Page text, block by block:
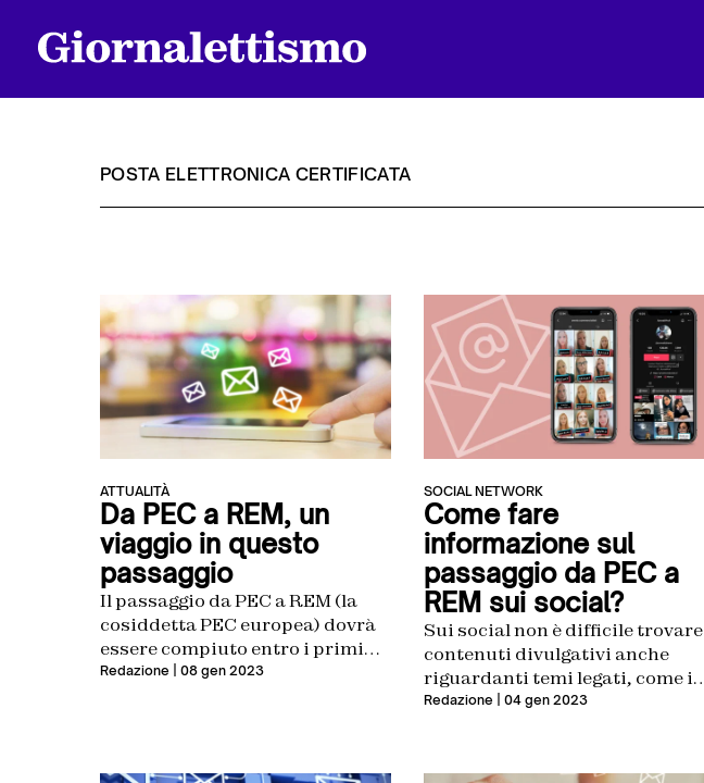
Chi siamo
Contatti
POSTA ELETTRONICA CERTIFICATA
ATTUALITÀ
Da PEC a REM, un
viaggio in questo
passaggio
Il passaggio da PEC a REM (la
cosiddetta PEC europea) dovrà
essere compiuto entro i primi
mesi del 2024 e comporta
Redazione | 08 gen 2023
SOCIAL NETWORK
Come fare
informazione sul
passaggio da PEC a
REM sui social?
Sui social non è difficile trovare
contenuti divulgativi anche
riguardanti temi legati, come in
questo caso, il mondo degli
comuni che decidono di
Redazione | 04 gen 2023